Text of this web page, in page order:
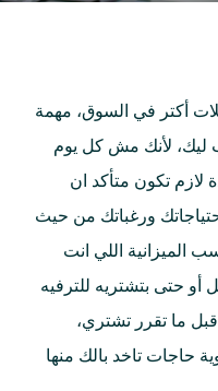
أكتر في السوق، مهمة
ليك، لأنك مش كل يوم
تكون متأكد ان
ورغباتك من حيث
الميزانية اللي انت
حتى بتشتريه للترفيه
ما تقرر تشتري،
حاجات تاخد بالك منها